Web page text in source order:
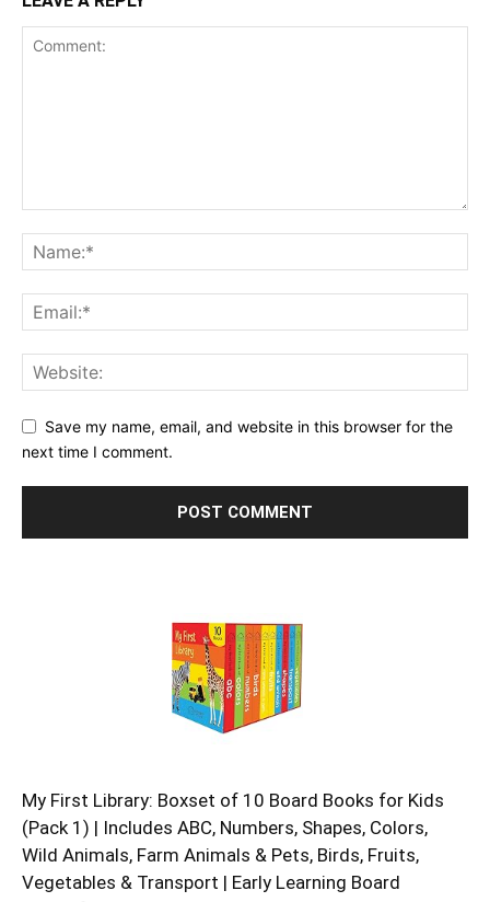
Save my name, email, and website in this browser for the
next time I comment.
My First Library: Boxset of 10 Board Books for Kids
(Pack 1) | Includes ABC, Numbers, Shapes, Colors,
Wild Animals, Farm Animals & Pets, Birds, Fruits,
Vegetables & Transport | Early Learning Board